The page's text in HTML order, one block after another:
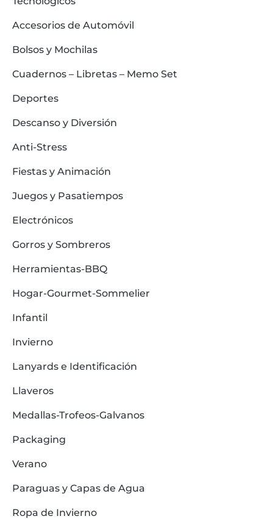
Accesorios de Automóvil
Bolsos y Mochilas
Cuadernos – Libretas – Memo Set
Deportes
Descanso y Diversión
Anti-Stress
Fiestas y Animación
Juegos y Pasatiempos
Electrónicos
Gorros y Sombreros
Herramientas-BBQ
Hogar-Gourmet-Sommelier
Infantil
Invierno
Lanyards e Identificación
Llaveros
Medallas-Trofeos-Galvanos
Packaging
Verano
Paraguas y Capas de Agua
Ropa de Invierno